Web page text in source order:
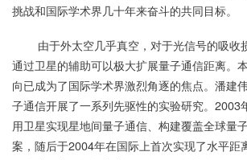
挑战和国际学术界几十年来奋斗的共同目标。
由于外太空几乎真空，对于光信号的吸收
通过卫星的辅助可以极大扩展量子通信距离。
向已成为了国际学术界激烈角逐的焦点。潘建
子通信开展了一系列先驱性的实验研究。2003
用卫星实现星地间量子通信、构建覆盖全球量
案，随后于2004年在国际上首次实现了水平距